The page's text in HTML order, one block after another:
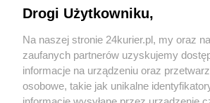
ZUS przypomina płatnikom składek:
na korektę
ZUS o dorabianiu do rent socjalnych.
Korzystniejsze zasady
POGODA
Drogi Użytkowniku,
Na naszej stronie 24kurier.pl, my oraz
zaufanych partnerów uzyskujemy
informacje na urządzeniu oraz
osobowe, takie jak unikalne